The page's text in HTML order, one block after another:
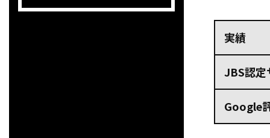
実績
JBS認定
Google